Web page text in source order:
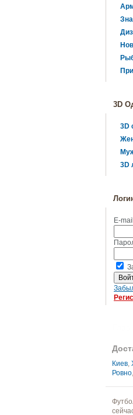
3D
3D
3D
E-
Киев,
Ровно,